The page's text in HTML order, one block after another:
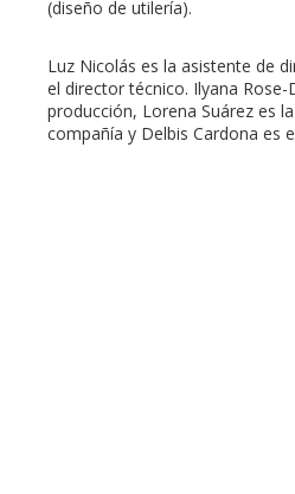
(diseño de utilería).
Luz Nicolás es la asistente de
el director técnico. Ilyana Rose-
producción, Lorena Suárez es
compañía y Delbis Cardona es